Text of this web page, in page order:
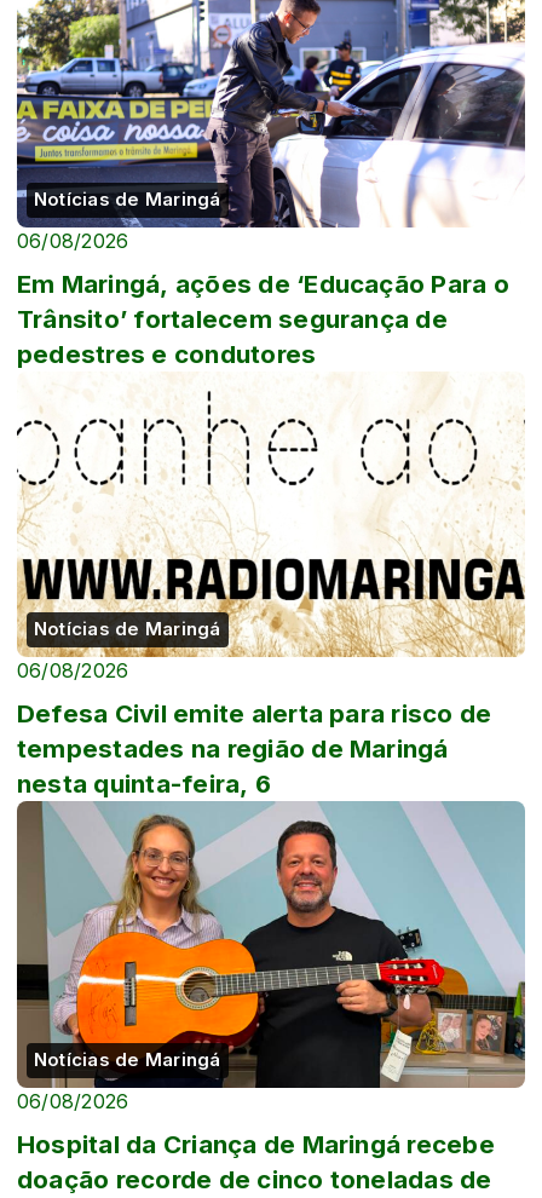
Notícias de Maringá
06/08/2026
Em Maringá, ações de ‘Educação Para o
Trânsito’ fortalecem segurança de
pedestres e condutores
Notícias de Maringá
06/08/2026
Defesa Civil emite alerta para risco de
tempestades na região de Maringá
nesta quinta-feira, 6
Notícias de Maringá
06/08/2026
Hospital da Criança de Maringá recebe
doação recorde de cinco toneladas de